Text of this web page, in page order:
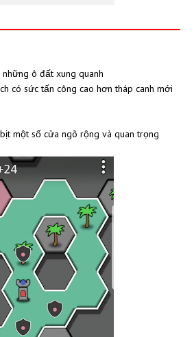
ô đất xung quanh
có sức tấn công cao hơn tháp canh mới
một số cửa ngõ rộng và quan trọng